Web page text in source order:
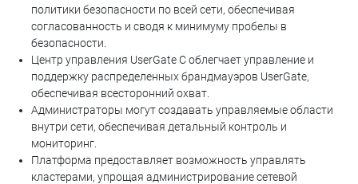
политики безопасности по всей сети, обеспечивая
согласованность и сводя к минимуму пробелы в
безопасности.
Центр управления UserGate C облегчает управление и
поддержку распределенных брандмауэров UserGate,
обеспечивая всесторонний охват.
Администраторы могут создавать управляемые области
внутри сети, обеспечивая детальный контроль и
мониторинг.
Платформа предоставляет возможность управлять
кластерами, упрощая администрирование сетевой